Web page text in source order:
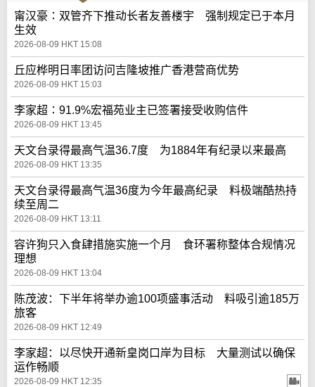
甯汉豪∶双管齐下推动长者友善楼宇 强制规定已于本月
生效
2026-08-09 HKT 15:08
丘应桦明日率团访问吉隆坡推广香港营商优势
2026-08-09 HKT 15:03
李家超∶91.9%宏福苑业主已签署接受收购信件
2026-08-09 HKT 13:45
天文台录得最高气温36.7度 为1884年有纪录以来最高
2026-08-09 HKT 13:35
天文台录得最高气温36度为今年最高纪录 料极端酷热持
续至周二
2026-08-09 HKT 13:11
容许狗只入食肆措施实施一个月 食环署称整体合规情况
理想
2026-08-09 HKT 13:04
陈茂波：下半年将举办逾100项盛事活动 料吸引逾185万
旅客
2026-08-09 HKT 12:49
李家超：以尽快开通新皇岗口岸为目标 大量测试以确保
运作畅顺
2026-08-09 HKT 12:35